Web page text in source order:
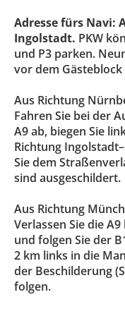
Adresse fürs Navi:
Ingolstadt. PKW
und P3 parken.
vor dem
Aus Richtung
Fahren Sie bei der
A9 ab, biegen Sie
Richtung Ingolstadt–
Sie dem
sind ausgeschildert.
Aus Richtung
Verlassen Sie die
und folgen Sie der
2 km links in die
der Beschilderung
folgen.